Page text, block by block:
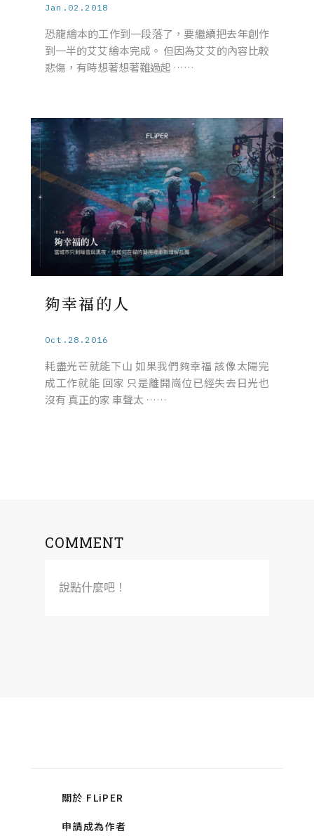
Jan.02.2018
恐龍繪本的工作到一段落了，要繼續把去年創作
到一半的艾艾繪本完成。 但因為艾艾的內容比較
悲傷，有時想著想著難過起 ……
夠幸福的人
Oct.28.2016
耗盡光芒就能下山 如果我們夠幸福 該像太陽完
成工作就能 回家 只是離開崗位已經失去日光也
沒有 真正的家 車聲太 ……
COMMENT
說點什麼吧！
關於 FLiPER
申請成為作者